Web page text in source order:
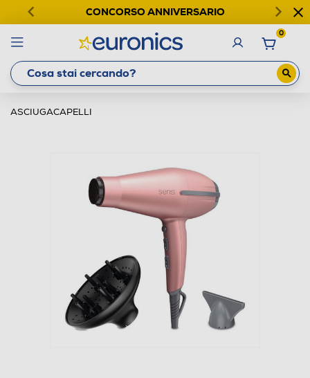
CONCORSO ANNIVERSARIO
0
ASCIUGACAPELLI